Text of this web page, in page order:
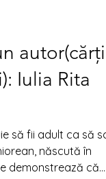
autor(cărți
Iulia Rita
să fii adult ca să